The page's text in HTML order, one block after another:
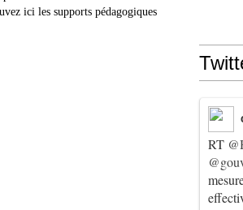
ici les supports pédagogiques
RT